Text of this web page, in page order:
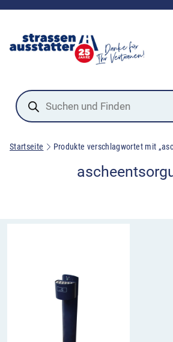
Products
search
Startseite Produkte verschlagwortet mit